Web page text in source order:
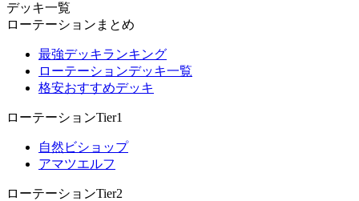
デッキ一覧
ローテーションまとめ
最強デッキランキング
ローテーションデッキ一覧
格安おすすめデッキ
ローテーションTier1
自然ビショップ
アマツエルフ
ローテーションTier2